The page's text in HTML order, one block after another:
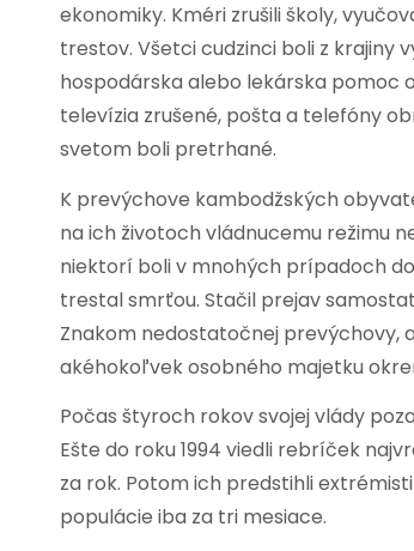
ekonomiky. Kméri zrušili školy,
trestov. Všetci cudzinci boli z krajiny
hospodárska alebo lekárska pomoc
televízia zrušené, pošta a telefóny
svetom boli pretrhané.
K prevýchove kambodžských
na ich životoch vládnucemu režimu
niektorí boli v mnohých prípadoch
trestal smrťou. Stačil prejav
Znakom nedostatočnej prevýchovy,
akéhokoľvek osobného majetku
Počas štyroch rokov svojej vlády
Ešte do roku 1994 viedli rebríček
za rok. Potom ich predstihli
populácie iba za tri mesiace.